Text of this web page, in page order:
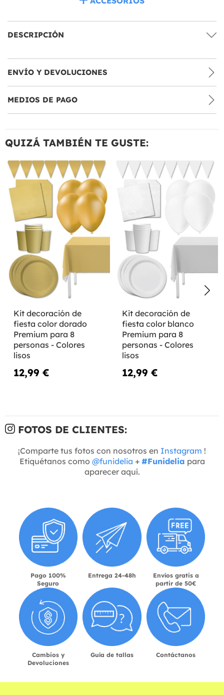
DESCRIPCIÓN
ENVÍO Y DEVOLUCIONES
MEDIOS DE PAGO
QUIZÁ TAMBIÉN TE GUSTE:
Kit decoración de
fiesta color dorado
Premium para 8
personas - Colores
lisos
12,99 €
Kit decoración de
fiesta color blanco
Premium para 8
personas - Colores
lisos
12,99 €
FOTOS DE CLIENTES:
¡Comparte tus fotos con nosotros en Instagram !
Etiquétanos como @funidelia + #Funidelia para
aparecer aquí.
Pago 100%
Seguro
Entrega 24-48h
Envíos gratis a
partir de 50€
Cambios y
Devoluciones
Guía de tallas Contáctanos